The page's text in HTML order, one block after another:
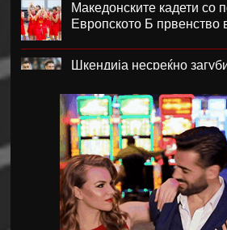
Македонските кадети со
Европското Б првенство
Шкендија несреќно
Реал го официјализира
трансфер на Диоманде
Томас Волкап преговара